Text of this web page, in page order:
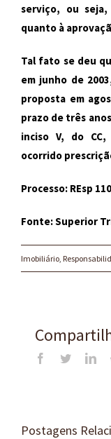
serviço, ou
quanto à
Tal fato se deu
em junho de
proposta em
prazo de três
inciso V, do
ocorrido
Processo: REsp
Fonte: Superior
Imobiliário,
Facebook
Twitter
Postagens